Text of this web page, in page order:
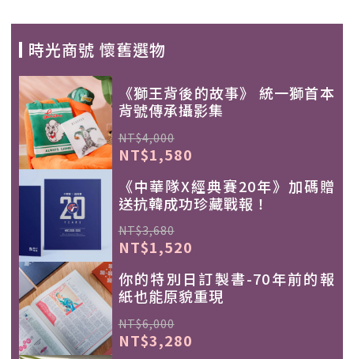
時光商號 懷舊選物
《獅王背後的故事》 統一獅首本
背號傳承攝影集
NT$4,000
NT$1,580
《中華隊X經典賽20年》加碼贈
送抗韓成功珍藏戰報！
NT$3,680
NT$1,520
你的特別日訂製書-70年前的報
紙也能原貌重現
NT$6,000
NT$3,280